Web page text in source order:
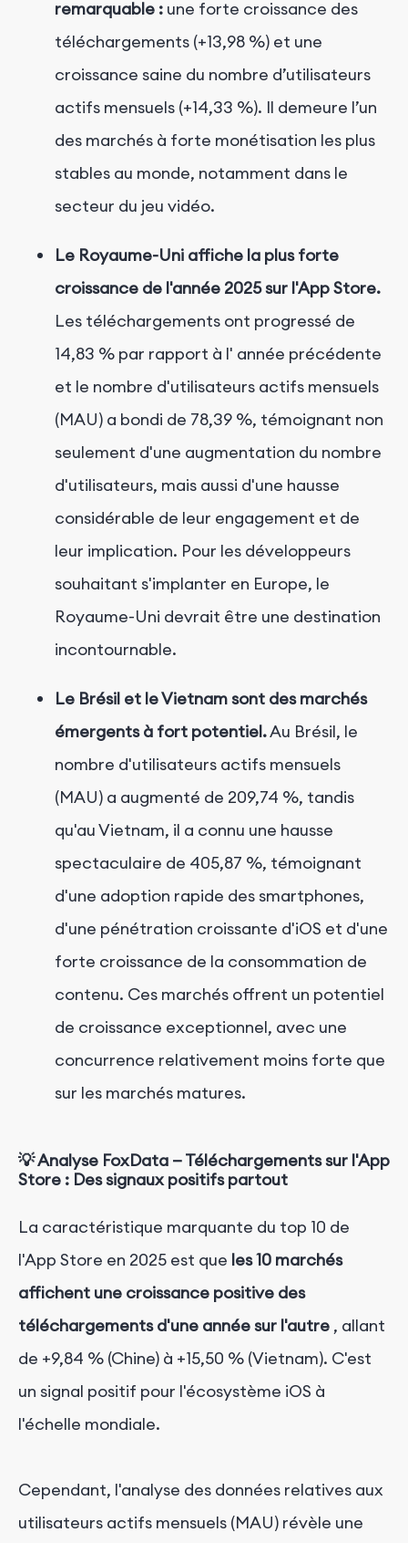
remarquable : une forte croissance des
téléchargements (+13,98 %) et une
croissance saine du nombre d’utilisateurs
actifs mensuels (+14,33 %). Il demeure l’un
des marchés à forte monétisation les plus
stables au monde, notamment dans le
secteur du jeu vidéo.
Le Royaume-Uni affiche la plus forte
croissance de l'année 2025 sur l'App Store.
Les téléchargements ont progressé de
14,83 % par rapport à l' année précédente
et le nombre d'utilisateurs actifs mensuels
(MAU) a bondi de 78,39 %, témoignant non
seulement d'une augmentation du nombre
d'utilisateurs, mais aussi d'une hausse
considérable de leur engagement et de
leur implication. Pour les développeurs
souhaitant s'implanter en Europe, le
Royaume-Uni devrait être une destination
incontournable.
Le Brésil et le Vietnam sont des marchés
émergents à fort potentiel.Au Brésil, le
nombre d'utilisateurs actifs mensuels
(MAU) a augmenté de 209,74 %, tandis
qu'au Vietnam, il a connu une hausse
spectaculaire de 405,87 %, témoignant
d'une adoption rapide des smartphones,
d'une pénétration croissante d'iOS et d'une
forte croissance de la consommation de
contenu. Ces marchés offrent un potentiel
de croissance exceptionnel, avec une
concurrence relativement moins forte que
sur les marchés matures.
💡Analyse FoxData — Téléchargements sur l'App
Store : Des signaux positifs partout
La caractéristique marquante du top 10 de
l'App Store en 2025 est que les 10 marchés
affichent une croissance positive des
téléchargements d'une année sur l'autre , allant
de +9,84 % (Chine) à +15,50 % (Vietnam). C'est
un signal positif pour l'écosystème iOS à
l'échelle mondiale.
Cependant, l'analyse des données relatives aux
utilisateurs actifs mensuels (MAU) révèle une